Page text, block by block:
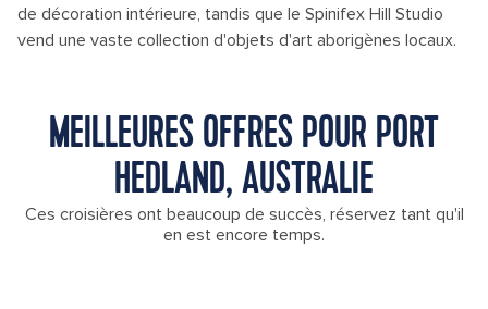
de décoration intérieure, tandis que le Spinifex Hill Studio
vend une vaste collection d'objets d'art aborigènes locaux.
MEILLEURES OFFRES POUR PORT
HEDLAND, AUSTRALIE
Ces croisières ont beaucoup de succès, réservez tant qu'il
en est encore temps.